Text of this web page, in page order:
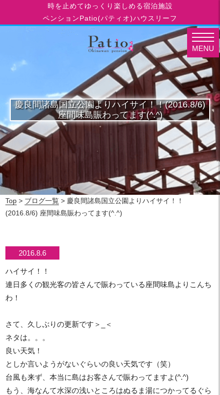
時を止めてゆっくり楽しめる宿泊施設
ペンションPatio(パティオ)ハウスリーフ
慶良間諸島国立公園よりハイサイ！！(2016.8/6)
座間味島賑わってます(^.^)
Top > ブログ一覧 > 慶良間諸島国立公園よりハイサイ！！
(2016.8/6) 座間味島賑わってます(^.^)
2016.8.6
ハイサイ！！
連日多くの観光客の皆さんで賑わっている座間味島よりこんち
わ！
さて、久しぶりの更新です＞_＜
ネタは。。。
良い天気！
としか言いようがないぐらいの良い天気です（笑）
台風も来ず、本当に島はお客さんで賑わってますよ(^.^)
もう、海なんて水深の浅いところはぬるま湯につかってるぐら
MENU